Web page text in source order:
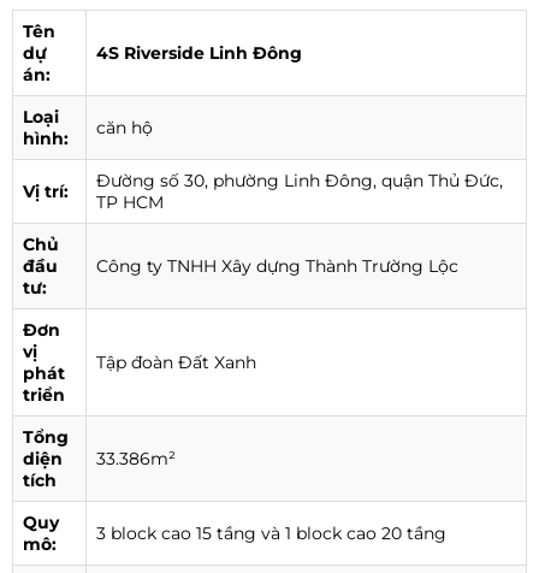
Tên
dự
án:
4S Riverside Linh Đông
Loại
hình:
căn hộ
Vị trí:
Đường số 30, phường Linh Đông, quận Thủ Đức,
TP HCM
Chủ
đầu
tư:
Công ty TNHH Xây dựng Thành Trường Lộc
Đơn
vị
phát
triển
Tập đoàn Đất Xanh
Tổng
diện
tích
33.386m²
Quy
mô:
3 block cao 15 tầng và 1 block cao 20 tầng